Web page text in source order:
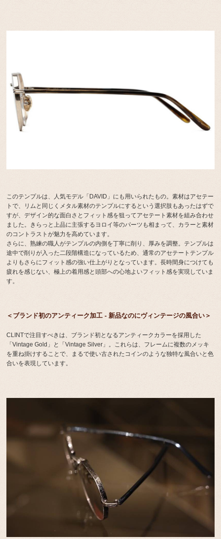
このテンプルは、人気モデル「DAVID」にも用いられたもの。素材はアセテー
トで、リムと同じくメタル素材のテンプルにするという選択肢もあったはずで
すが、デザイン的な面白さとフィット感を狙ってアセテート素材を組み合わせ
ました。きらっと上品に主張するヨロイ等のパーツも相まって、カラーと素材
のコントラストが魅力を高めています。
さらに、熟練の職人がテンプルの内側を丁寧に削り、厚みを調整。テンプルは
途中で削りが入った二段階構造になっているため、通常のアセテートテンプル
よりもさらにフィット感の強い仕上がりとなっています。長時間身につけても
疲れを感じない、極上の着用感と頭部への心地よいフィット感を実現していま
す。
＜ブランド初のアンティーク加工 - 新品なのにヴィンテージの風合い＞
CLINTで注目すべきは、ブランド初となるアンティークカラーを採用した
「Vintage Gold」と「Vintage Silver」。これらは、フレームに複数のメッキ
を重ね掛けすることで、まるで使い古されたコインのような独特な風合いと色
合いを表現しています。